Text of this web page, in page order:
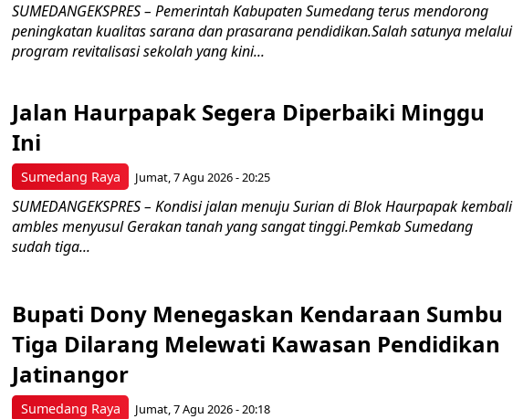
SUMEDANGEKSPRES – Pemerintah Kabupaten Sumedang terus mendorong
peningkatan kualitas sarana dan prasarana pendidikan.Salah satunya melalui
program revitalisasi sekolah yang kini...
Sumedang Raya
Jalan Haurpapak Segera Diperbaiki Minggu
Ini
Jumat, 7 Agu 2026 - 20:25
SUMEDANGEKSPRES – Kondisi jalan menuju Surian di Blok Haurpapak kembali
ambles menyusul Gerakan tanah yang sangat tinggi.Pemkab Sumedang
sudah tiga...
Sumedang Raya
Bupati Dony Menegaskan Kendaraan Sumbu
Tiga Dilarang Melewati Kawasan Pendidikan
Jatinangor
Jumat, 7 Agu 2026 - 20:18